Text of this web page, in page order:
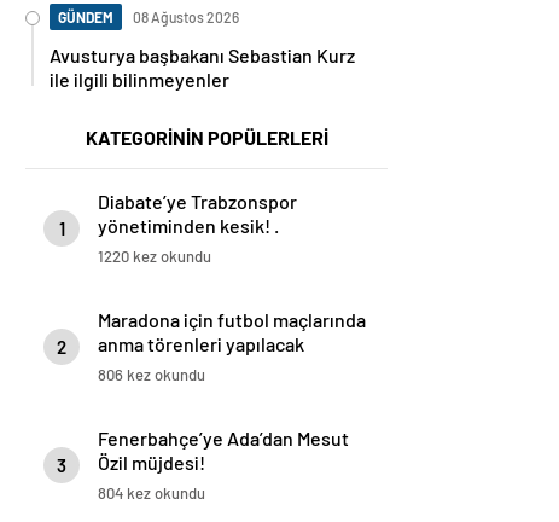
GÜNDEM 08 Ağustos 2026
Avusturya başbakanı Sebastian Kurz
ile ilgili bilinmeyenler
KATEGORİNİN POPÜLERLERİ
1
Diabate’ye Trabzonspor
yönetiminden kesik! .
1220 kez okundu
2
Maradona için futbol maçlarında
anma törenleri yapılacak
806 kez okundu
3
Fenerbahçe’ye Ada’dan Mesut
Özil müjdesi!
804 kez okundu